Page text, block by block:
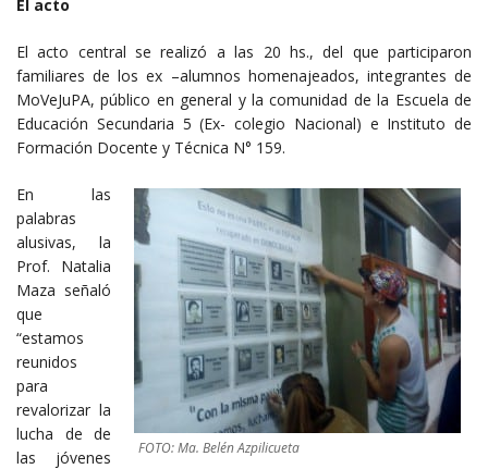
El acto
El acto central se realizó a las 20 hs., del que participaron
familiares de los ex –alumnos homenajeados, integrantes de
MoVeJuPA, público en general y la comunidad de la Escuela de
Educación Secundaria 5 (Ex- colegio Nacional) e Instituto de
Formación Docente y Técnica N° 159.
FOTO: Ma. Belén Azpilicueta
En las
palabras
alusivas, la
Prof. Natalia
Maza señaló
que
“estamos
reunidos
para
revalorizar la
lucha de de
las jóvenes